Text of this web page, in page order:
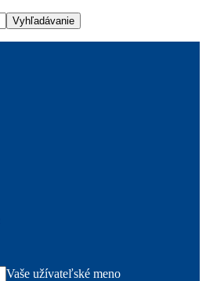
Vaše užívateľské meno